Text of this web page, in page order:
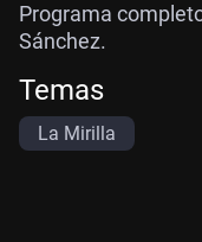
Programa
Sánchez.
Temas
La Mirilla